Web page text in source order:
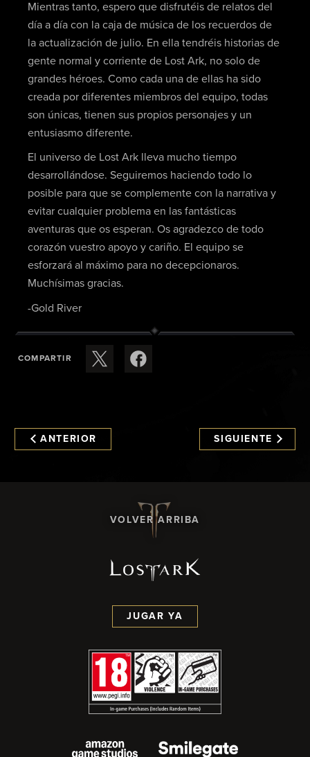
Mientras tanto, espero que disfrutéis de relatos del
día a día con la caja de música de los recuerdos de
la actualización de julio. En ella tendréis historias de
gente normal y corriente de Lost Ark, no solo de
grandes héroes. Como cada una de ellas ha sido
creada por diferentes miembros del equipo, todas
son únicas, tienen sus propios personajes y un
entusiasmo diferente.
El universo de Lost Ark lleva mucho tiempo
desarrollándose. Seguiremos haciendo todo lo
posible para que se complemente con la narrativa y
evitar cualquier problema en las fantásticas
aventuras que os esperan. Os agradezco de todo
corazón vuestro apoyo y cariño. El equipo se
esforzará al máximo para no decepcionaros.
Muchísimas gracias.
-Gold River
COMPARTIR
ANTERIOR SIGUIENTE
VOLVER ARRIBA
JUGAR YA